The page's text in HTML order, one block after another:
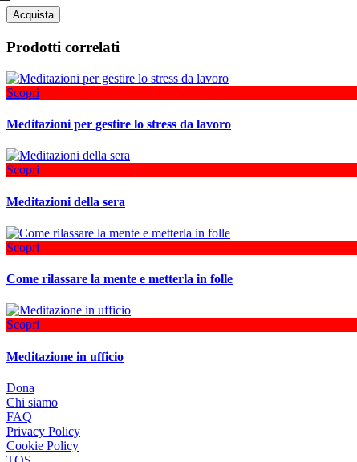
Acquista
Prodotti correlati
Scopri
Meditazioni per gestire lo stress da lavoro
Scopri
Meditazioni della sera
Scopri
Come rilassare la mente e metterla in folle
Scopri
Meditazione in ufficio
Dona
Chi siamo
FAQ
Privacy Policy
Cookie Policy